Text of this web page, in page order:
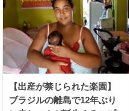
【出産が禁じられた楽園】
ブラジルの離島で12年ぶり